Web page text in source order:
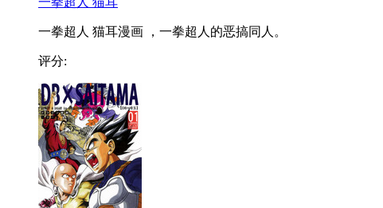
一拳超人 猫耳漫画 ，一拳超人的恶搞同人。
评分: